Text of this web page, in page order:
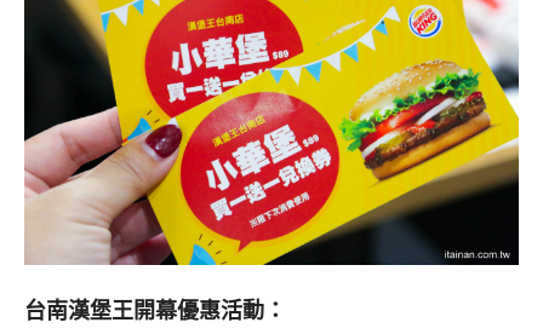
台南漢堡王開幕優惠活動：